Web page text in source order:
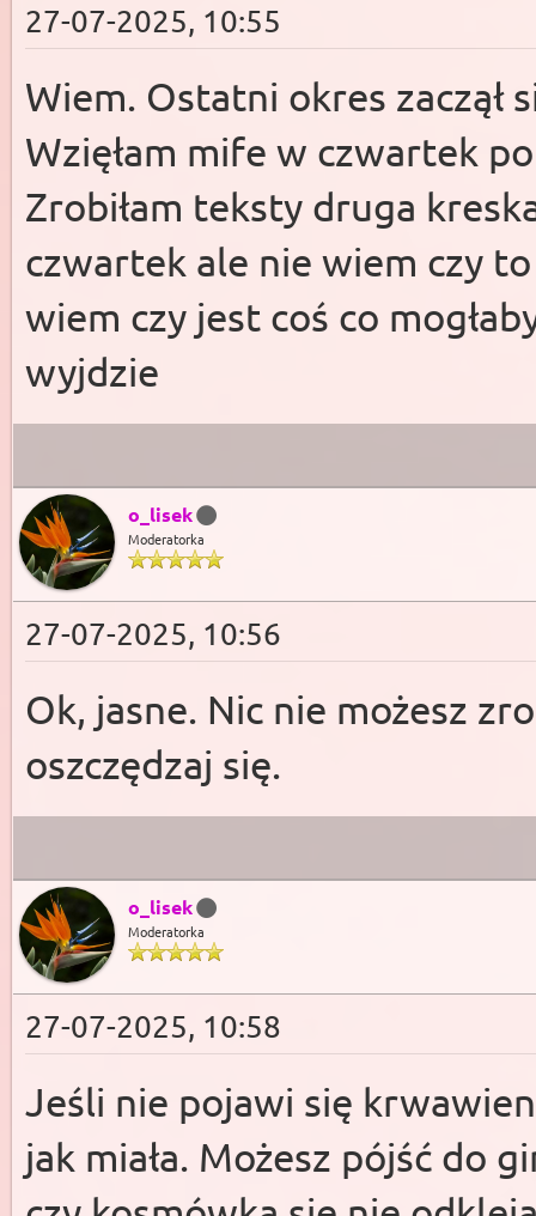
27-07-2025, 10:55
Wiem. Ostatni okres zaczął
Wzięłam mife w czwartek
Zrobiłam teksty druga
czwartek ale nie wiem czy
wiem czy jest coś co
wyjdzie
o_lisek
Moderatorka
27-07-2025, 10:56
Ok, jasne. Nic nie możesz
oszczędzaj się.
o_lisek
Moderatorka
27-07-2025, 10:58
Jeśli nie pojawi się
jak miała. Możesz pójść do